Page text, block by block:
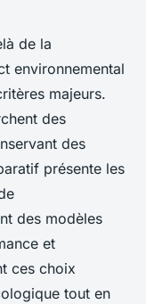
: Les
de la
environnemental
majeurs.
des
des
présente les
des modèles
et
ces choix
tout en